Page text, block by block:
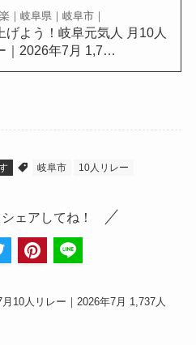
｜岐阜県｜岐阜市｜
げよう！岐阜元気人 月10人
｜2026年7月 1,7…
岐阜市 10人リレー
ェアしてね！
10人リレー｜2026年7月 1,737人